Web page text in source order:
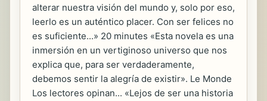
alterar nuestra visión del mundo y, solo por eso,
leerlo es un auténtico placer. Con ser felices no
es suficiente...» 20 minutes «Esta novela es una
inmersión en un vertiginoso universo que nos
explica que, para ser verdaderamente,
debemos sentir la alegría de existir». Le Monde
Los lectores opinan... «Lejos de ser una historia